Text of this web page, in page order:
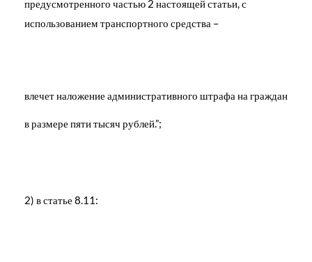
предусмотренного частью 2 настоящей статьи, с
использованием транспортного средства –
влечет наложение административного штрафа на граждан
в размере пяти тысяч рублей.”;
2) в статье 8.11: